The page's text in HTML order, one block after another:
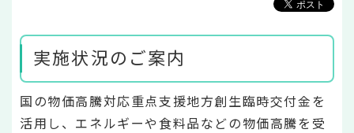
実施状況のご案内
国の物価高騰対応重点支援地方創生臨時交付金を
活用し、エネルギーや食料品などの物価高騰を受